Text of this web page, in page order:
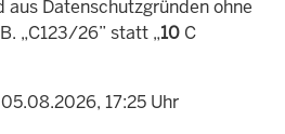
aus Datenschutzgründen ohne
„C123/26” statt „10 C
17:25 Uhr